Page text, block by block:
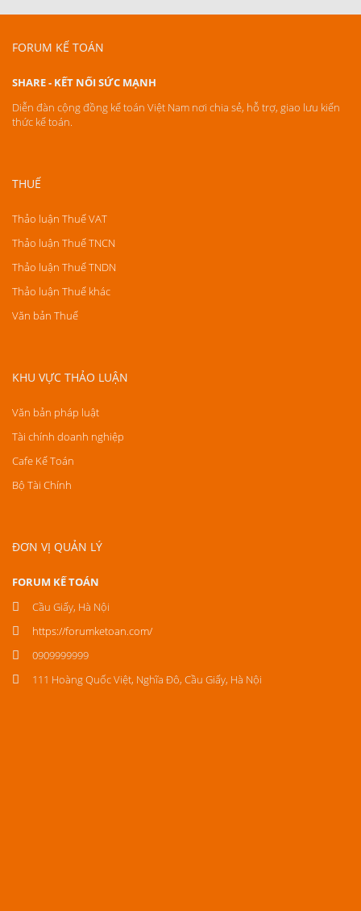
FORUM KẾ TOÁN
SHARE - KẾT NỐI SỨC MẠNH
Diễn đàn cộng đồng kế toán Việt Nam nơi chia sẻ, hỗ trợ, giao lưu kiến
thức kế toán.
THUẾ
Thảo luận Thuế VAT
Thảo luận Thuế TNCN
Thảo luận Thuế TNDN
Thảo luận Thuế khác
Văn bản Thuế
KHU VỰC THẢO LUẬN
Văn bản pháp luật
Tài chính doanh nghiệp
Cafe Kế Toán
Bộ Tài Chính
ĐƠN VỊ QUẢN LÝ
FORUM KẾ TOÁN
Cầu Giấy, Hà Nội
https://forumketoan.com/
0909999999
111 Hoàng Quốc Việt, Nghĩa Đô, Cầu Giấy, Hà Nội